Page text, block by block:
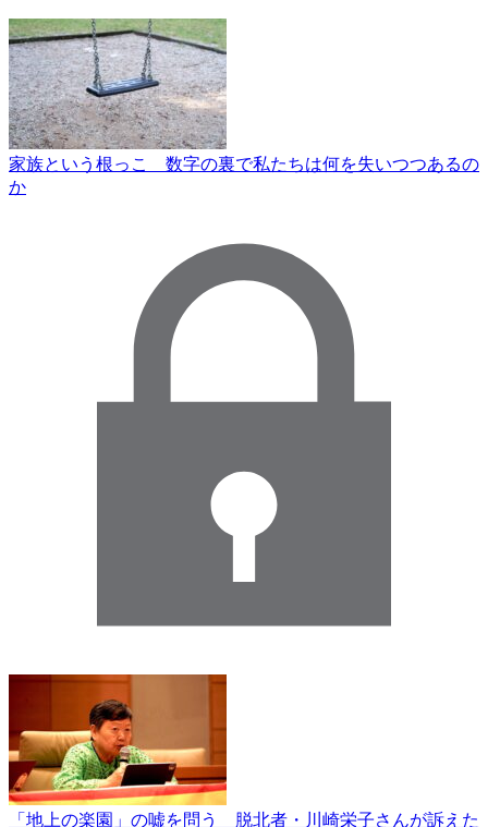
家族という根っこ 数字の裏で私たちは何を失いつつあるの
か
「地上の楽園」の嘘を問う 脱北者・川崎栄子さんが訴えた